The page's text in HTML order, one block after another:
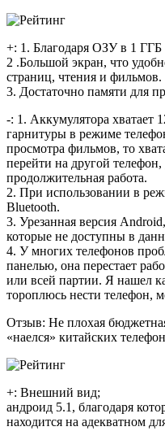
+: 1. Благодаря ОЗУ в 1 ГГБ
2 .Большой экран, что
страниц, чтения и фильмов.
3. Достаточно памяти для
-: 1. Аккумулятора хватает
гарнитуры в режиме
просмотра фильмов, то
перейти на другой телефон,
продолжительная работа.
2. При использовании в
Bluetooth.
3. Урезанная версия
которые не доступны в
4. У многих телефонов
панелью, она перестает
или всей партии. Я нашел
тороплюсь нести телефон,
Отзыв: Не плохая
«наелся» китайских
+: Внешний вид;
андроид 5.1, благодаря
находится на адекватном